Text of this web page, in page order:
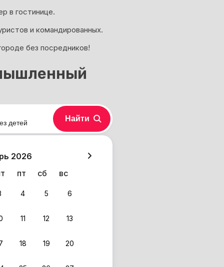
в гостинице.
и командированных.
без посредников!
2026
пт сб вс
4 5 6
11 12 13
18 19 20
детей Найти